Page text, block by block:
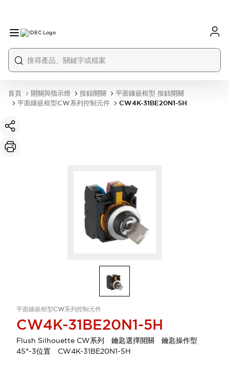
首頁 開關與指示燈 按鈕開關
平面鑲嵌框型 按鈕開關
平面鑲嵌框型CW系列控制元件
CW4K-31BE20N1-5H
平面鑲嵌框型CW系列控制元件
CW4K-31BE20N1-5H
Flush Silhouette CW系列 鑰匙選擇開關 鑰匙操作型
45°-3位置 CW4K-31BE20N1-5H